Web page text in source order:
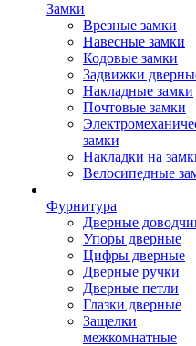
Замки
Врезные замки
Навесные замки
Кодовые замки
Задвижки
Накладные замки
Почтовые замки
замки
Накладки на
Велосипедные
Фурнитура
Дверные
Упоры дверные
Цифры дверные
Дверные ручки
Дверные петли
Глазки дверные
Защелки
межкомнатные